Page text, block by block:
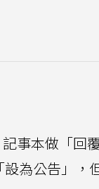
事本做「回
設為公告」，